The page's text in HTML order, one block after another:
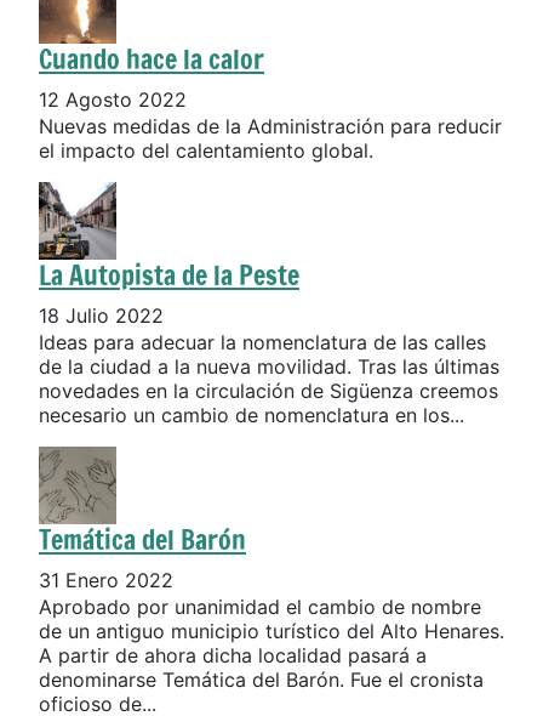
Cuando hace la calor
12 Agosto 2022
Nuevas medidas de la Administración para reducir
el impacto del calentamiento global.
La Autopista de la Peste
18 Julio 2022
Ideas para adecuar la nomenclatura de las calles
de la ciudad a la nueva movilidad. Tras las últimas
novedades en la circulación de Sigüenza creemos
necesario un cambio de nomenclatura en los...
Temática del Barón
31 Enero 2022
Aprobado por unanimidad el cambio de nombre
de un antiguo municipio turístico del Alto Henares.
A partir de ahora dicha localidad pasará a
denominarse Temática del Barón. Fue el cronista
oficioso de...